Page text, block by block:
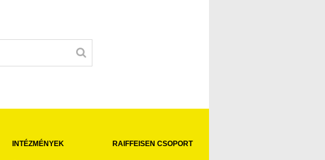
INTÉZMÉNYEK RAIFFEISEN CSOPORT